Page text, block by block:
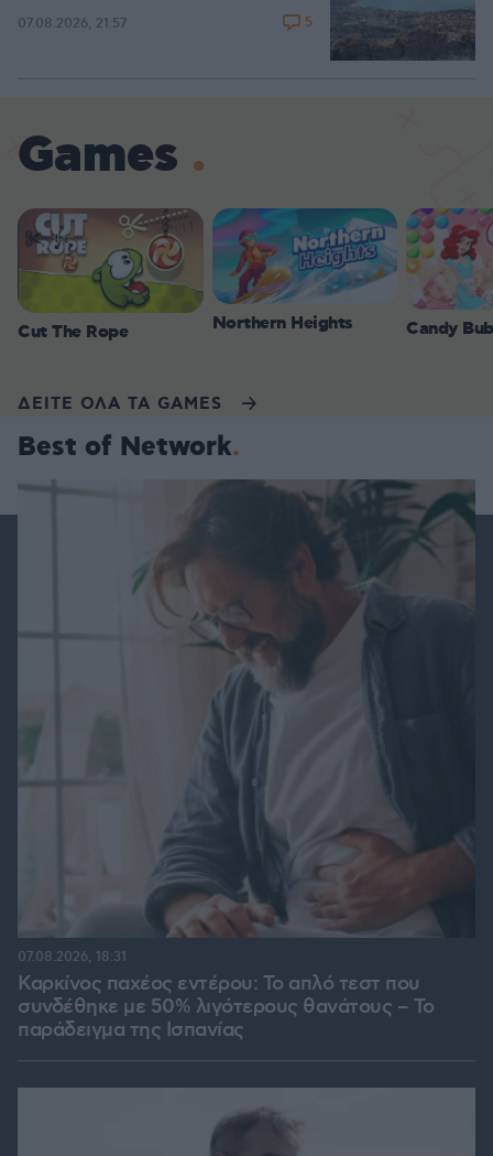
07.08.2026, 21:57 5
Games
Cut The Rope Northern Heights Candy
ΔΕΙΤΕ ΟΛΑ ΤΑ GAMES
Best of Network
Καρκίνος παχέος εντέρου: Το απλό τεστ που
συνδέθηκε με 50% λιγότερους θανάτους – Το
παράδειγμα της Ισπανίας
07.08.2026, 18:31